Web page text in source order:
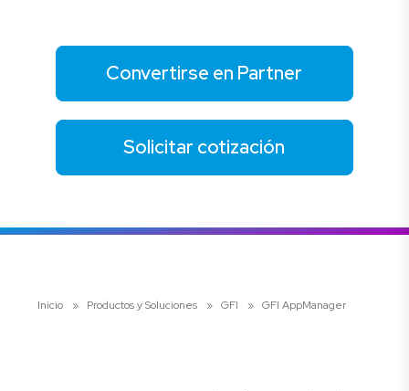
Convertirse en Partner
Solicitar cotización
Inicio » Productos y Soluciones » GFI » GFI AppManager